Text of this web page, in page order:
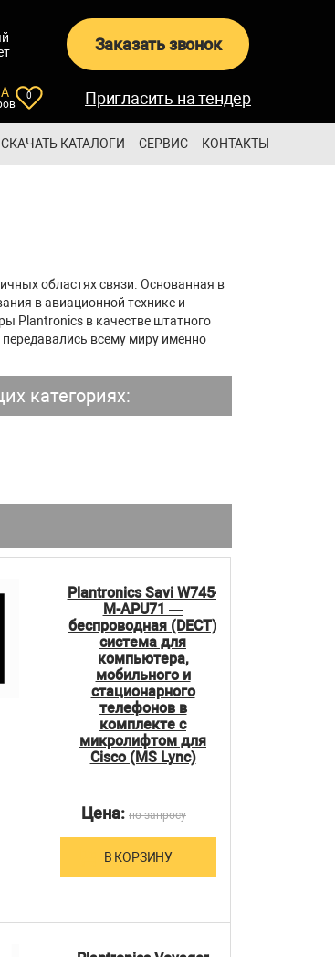
Заказать звонок
0 Пригласить на тендер
СКАЧАТЬ КАТАЛОГИ СЕРВИС КОНТАКТЫ
областях связи. Основанная в
в авиационной технике и
Plantronics в качестве штатного
всему миру именно
категориях:
Plantronics Savi W745-
M-APU71 —
беспроводная (DECT)
система для
компьютера,
мобильного и
стационарного
телефонов в
комплекте с
микролифтом для
Cisco (MS Lync)
Цена: по запросу
В КОРЗИНУ